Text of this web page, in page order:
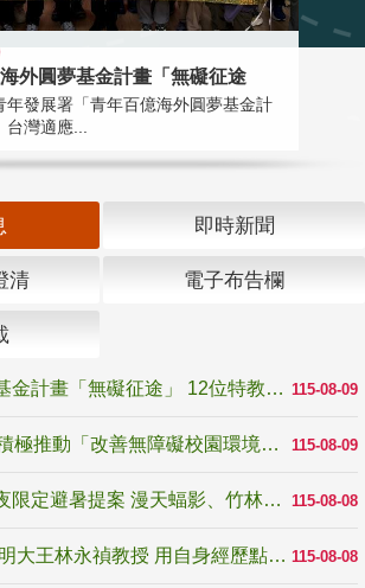
外圓夢基金計畫「無礙征途
年發展署「青年百億海外圓夢基金計
台灣適應...
即時新聞
清 電子布告欄
115-08-09
青年百億海外圓夢基金計畫「無礙征途」 12位特教與弱勢青年勇闖西班牙 跨越感官限制見證生命蛻變
115-08-09
國教署補助22縣市積極推動「改善無障礙校園環境計畫」 打造友善、安全、無礙學習空間
115-08-08
青年壯遊點精選夏夜限定避暑提案 漫天蝠影、竹林尋蛙、茶香夜觀 邀青年暮色出發
115-08-08
教育家人物典範 發明大王林永禎教授 用自身經歷點亮學生的路